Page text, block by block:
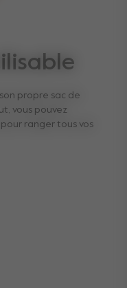
propre sac de
vous pouvez
ranger tous vos